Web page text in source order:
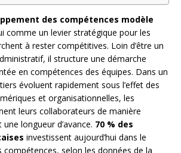
des compétences modèle
comme un levier stratégique pour les
à rester compétitives. Loin d’être un
il structure une démarche
en compétences des équipes. Dans un
évoluent rapidement sous l’effet des
et organisationnelles, les
leurs collaborateurs de manière
longueur d’avance. 70 % des
investissent aujourd’hui dans le
compétences, selon les données de la